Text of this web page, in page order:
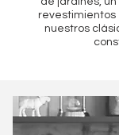
revestimientos
nuestros